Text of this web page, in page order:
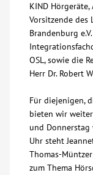
KIND
Vorsitzende des
Brandenburg
OSL, sowie die
Herr Dr. Robert
Für diejenigen,
bieten wir
und
Uhr steht
Thomas-
zum Thema